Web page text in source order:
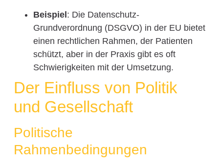
Beispiel : Die Datenschutz-
Grundverordnung (DSGVO) in der EU bietet
einen rechtlichen Rahmen, der Patienten
schützt, aber in der Praxis gibt es oft
Schwierigkeiten mit der Umsetzung.
Der Einfluss von Politik
und Gesellschaft
Politische
Rahmenbedingungen